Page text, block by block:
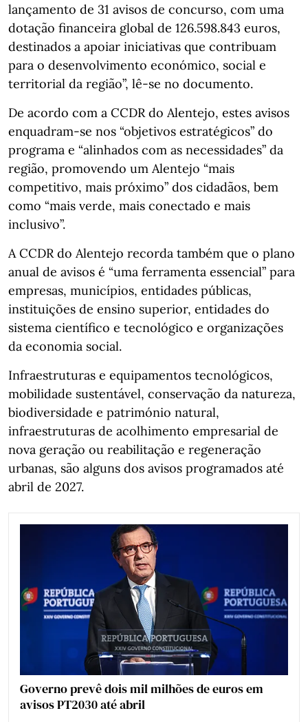
lançamento de 31 avisos de concurso, com uma
dotação financeira global de 126.598.843 euros,
destinados a apoiar iniciativas que contribuam
para o desenvolvimento económico, social e
territorial da região”, lê-se no documento.
De acordo com a CCDR do Alentejo, estes avisos
enquadram-se nos “objetivos estratégicos” do
programa e “alinhados com as necessidades” da
região, promovendo um Alentejo “mais
competitivo, mais próximo” dos cidadãos, bem
como “mais verde, mais conectado e mais
inclusivo”.
A CCDR do Alentejo recorda também que o plano
anual de avisos é “uma ferramenta essencial” para
empresas, municípios, entidades públicas,
instituições de ensino superior, entidades do
sistema científico e tecnológico e organizações
da economia social.
Infraestruturas e equipamentos tecnológicos,
mobilidade sustentável, conservação da natureza,
biodiversidade e património natural,
infraestruturas de acolhimento empresarial de
nova geração ou reabilitação e regeneração
urbanas, são alguns dos avisos programados até
abril de 2027.
Governo prevê dois mil milhões de euros em
avisos PT2030 até abril